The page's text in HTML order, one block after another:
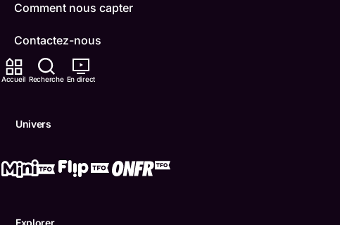
Accueil Recherche En direct
Univers
Explorer
Comment nous capter
Contactez-nous
ONFR
Conditions d'utilisation